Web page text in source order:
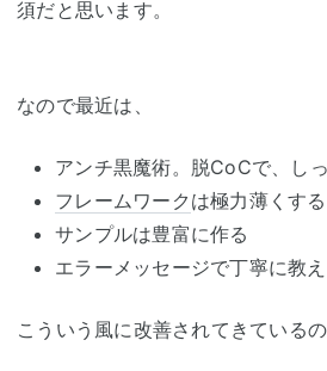
須だと思います。
なので最近は、
アンチ黒魔術。脱CoCで、し
フレームワーク は極力薄くする
サンプルは豊富に作る
エラーメッセージで丁寧に教
こういう風に改善されてきているの